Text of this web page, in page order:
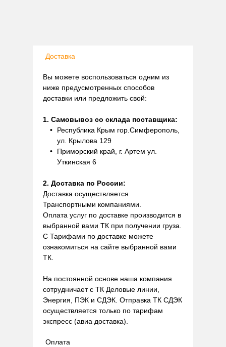
Доставка
Вы можете воспользоваться одним из
ниже предусмотренных способов
доставки или предложить свой:
1. Самовывоз со склада поставщика:
Республика Крым гор.Симферополь,
ул. Крылова 129
Приморский край, г. Артем ул.
Уткинская 6
2. Доставка по России:
Доставка осуществляется
Транспортными компаниями.
Оплата услуг по доставке производится в
выбранной вами ТК при получении груза.
С Тарифами по доставке можете
ознакомиться на сайте выбранной вами
ТК.
На постоянной основе наша компания
сотрудничает с ТК Деловые линии,
Энергия, ПЭК и СДЭК. Отправка ТК СДЭК
осуществляется только по тарифам
экспресс (авиа доставка).
Оплата